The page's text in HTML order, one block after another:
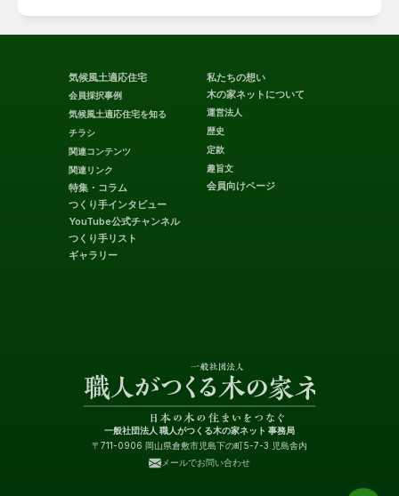
一般社団法人 職人がつくる木の家ネット 事務局
〒711-0906 岡山県倉敷市児島下の町5-7-3 児島舎内
メールでお問い合わせ
特集・コラム
つくり手インタビュー
YouTube公式チャンネル
つくり手リスト
ギャラリー
気候風土適応住宅
会員採択事例
気候風土適応住宅を知る
チラシ
関連コンテンツ
関連リンク
私たちの想い
木の家ネットについて
運営法人
歴史
定款
趣旨文
会員向けページ